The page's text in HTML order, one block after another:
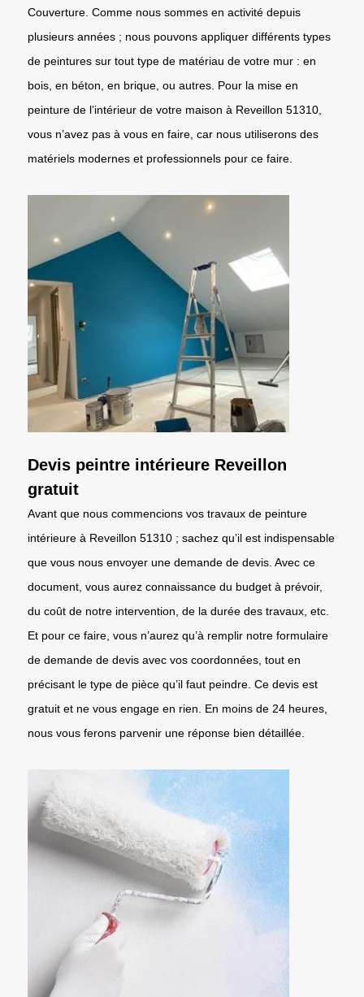
Couverture. Comme nous sommes en activité depuis
plusieurs années ; nous pouvons appliquer différents types
de peintures sur tout type de matériau de votre mur : en
bois, en béton, en brique, ou autres. Pour la mise en
peinture de l’intérieur de votre maison à Reveillon 51310,
vous n’avez pas à vous en faire, car nous utiliserons des
matériels modernes et professionnels pour ce faire.
Devis peintre intérieure Reveillon
gratuit
Avant que nous commencions vos travaux de peinture
intérieure à Reveillon 51310 ; sachez qu’il est indispensable
que vous nous envoyer une demande de devis. Avec ce
document, vous aurez connaissance du budget à prévoir,
du coût de notre intervention, de la durée des travaux, etc.
Et pour ce faire, vous n’aurez qu’à remplir notre formulaire
de demande de devis avec vos coordonnées, tout en
précisant le type de pièce qu’il faut peindre. Ce devis est
gratuit et ne vous engage en rien. En moins de 24 heures,
nous vous ferons parvenir une réponse bien détaillée.